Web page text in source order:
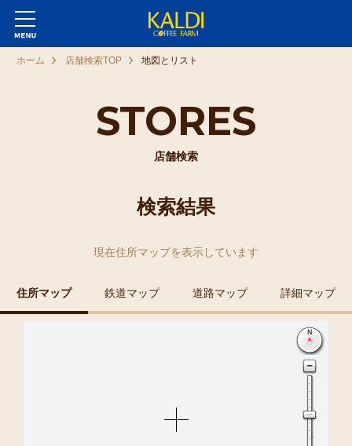
STORES
店舗検索
ホーム 店舗検索TOP 地図とリスト
検索結果
現在住所マップを表示しています
住所マップ 鉄道マップ 道路マップ 詳細マップ